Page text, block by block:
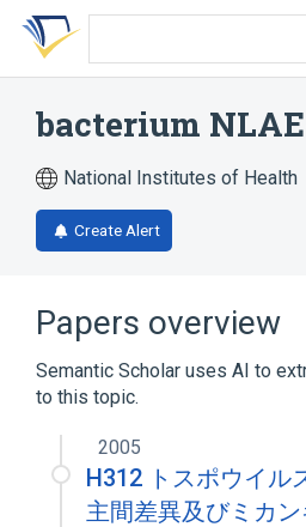
Skip
search
Skip
Skip
account
bacterium
National Institutes of Health
Create Alert
Papers overview
Semantic Scholar uses AI to
to this topic.
2005
H312 トスポウイル
主間差異及びミカ